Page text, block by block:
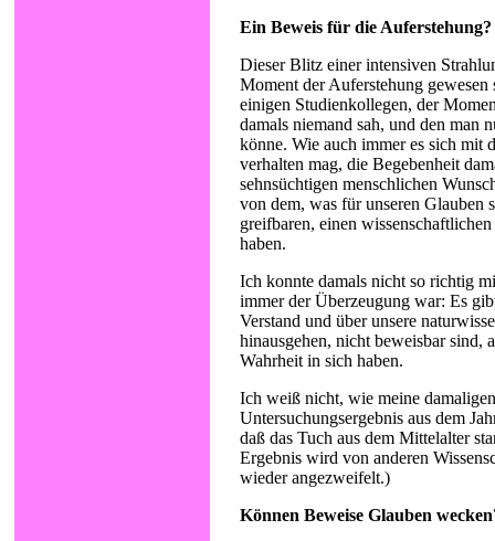
Ein Beweis für die Auferstehung?
Dieser Blitz einer intensiven
Moment der Auferstehung gewesen
einigen Studienkollegen, der
damals niemand sah, und den man
könne. Wie auch immer es sich mit
verhalten mag, die Begebenheit
sehnsüchtigen menschlichen
von dem, was für unseren Glauben
greifbaren, einen
haben.
Ich konnte damals nicht so richtig
immer der Überzeugung war: Es
Verstand und über unsere
hinausgehen, nicht beweisbar sind,
Wahrheit in sich haben.
Ich weiß nicht, wie meine
Untersuchungsergebnis aus dem
daß das Tuch aus dem Mittelalter
Ergebnis wird von anderen
wieder angezweifelt.)
Können Beweise Glauben